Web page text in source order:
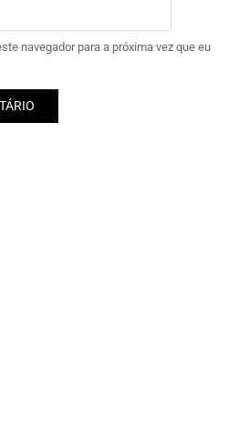
navegador para a próxima vez que eu